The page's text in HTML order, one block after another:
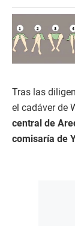
Tras las
el cadáver de
central de
comisaría de